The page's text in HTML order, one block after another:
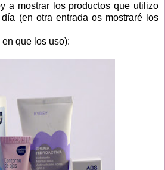
a mostrar los productos que utilizo
(en otra entrada os mostraré los
que los uso):